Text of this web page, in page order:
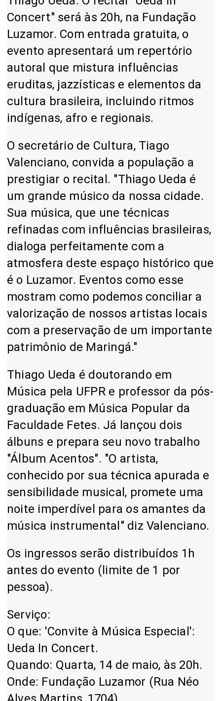
Concert" será às 20h, na Fundação
Luzamor. Com entrada gratuita, o
evento apresentará um repertório
autoral que mistura influências
eruditas, jazzísticas e elementos da
cultura brasileira, incluindo ritmos
indígenas, afro e regionais.
O secretário de Cultura, Tiago
Valenciano, convida a população a
prestigiar o recital. "Thiago Ueda é
um grande músico da nossa cidade.
Sua música, que une técnicas
refinadas com influências brasileiras,
dialoga perfeitamente com a
atmosfera deste espaço histórico que
é o Luzamor. Eventos como esse
mostram como podemos conciliar a
valorização de nossos artistas locais
com a preservação de um importante
patrimônio de Maringá."
Thiago Ueda é doutorando em
Música pela UFPR e professor da pós-
graduação em Música Popular da
Faculdade Fetes. Já lançou dois
álbuns e prepara seu novo trabalho
"Álbum Acentos". "O artista,
conhecido por sua técnica apurada e
sensibilidade musical, promete uma
noite imperdível para os amantes da
música instrumental" diz Valenciano.
Os ingressos serão distribuídos 1h
antes do evento (limite de 1 por
pessoa).
Serviço:
O que: 'Convite à Música Especial':
Ueda In Concert.
Quando: Quarta, 14 de maio, às 20h.
Onde: Fundação Luzamor (Rua Néo